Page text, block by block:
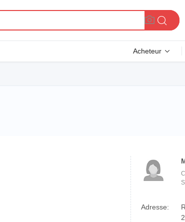
Acheteur
Adresse: